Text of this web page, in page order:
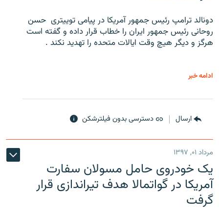
دونالد ترامپ رئیس جمهور آمریکا در پیامی توییتری ‌ حسن
روحانی رئیس جمهور ایران را خطاب قرار داده و گفته است
هرگز و دیگر هیچ وقت ایالات متحده را تهدید نکند .
ادامه خبر
ارسال دسترسی بدون فیلترشکن
مرداد ۰۱, ۱۳۹۷
یک خودروی حامل مسولان سفارت
آمریکا در گواتمالا هدف تیراندازی قرار
گرفت